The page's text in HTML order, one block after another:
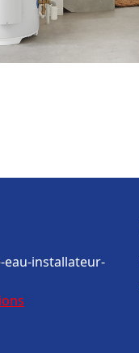
eau-installateur-